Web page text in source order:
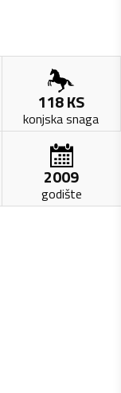
118KS
konjska snaga
2009
godište